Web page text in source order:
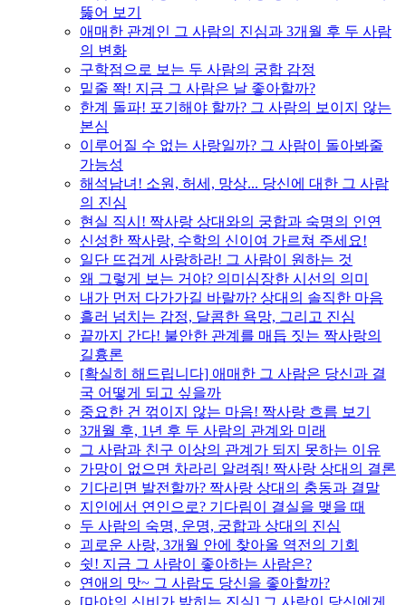
뚫어 보기
애매한 관계인 그 사람의 진심과 3개월 후 두 사람
의 변화
구학점으로 보는 두 사람의 궁합 감정
밑줄 쫙! 지금 그 사람은 날 좋아할까?
한계 돌파! 포기해야 할까? 그 사람의 보이지 않는
본심
이루어질 수 없는 사랑일까? 그 사람이 돌아봐줄
가능성
해석남녀! 소원, 허세, 망상... 당신에 대한 그 사람
의 진심
현실 직시! 짝사랑 상대와의 궁합과 숙명의 인연
신성한 짝사랑, 수학의 신이여 가르쳐 주세요!
일단 뜨겁게 사랑하라! 그 사람이 원하는 것
왜 그렇게 보는 거야? 의미심장한 시선의 의미
내가 먼저 다가가길 바랄까? 상대의 솔직한 마음
흘러 넘치는 감정, 달콤한 욕망, 그리고 진심
끝까지 간다! 불안한 관계를 매듭 짓는 짝사랑의
길흉론
[확실히 해드립니다] 애매한 그 사람은 당신과 결
국 어떻게 되고 싶을까
중요한 건 꺾이지 않는 마음! 짝사랑 흐름 보기
3개월 후, 1년 후 두 사람의 관계와 미래
그 사람과 친구 이상의 관계가 되지 못하는 이유
가망이 없으면 차라리 알려줘! 짝사랑 상대의 결론
기다리면 발전할까? 짝사랑 상대의 충동과 결말
지인에서 연인으로? 기다림이 결실을 맺을 때
두 사람의 숙명, 운명, 궁합과 상대의 진심
괴로운 사랑, 3개월 안에 찾아올 역전의 기회
쉿! 지금 그 사람이 좋아하는 사람은?
연애의 맛~ 그 사람도 당신을 좋아할까?
[마야의 신비가 밝히는 진실] 그 사람이 당신에게